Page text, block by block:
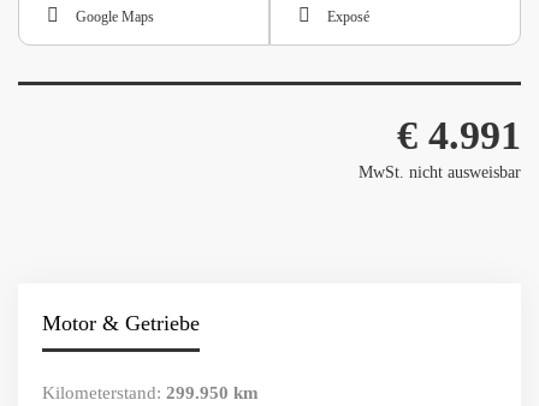
Google Maps Exposé
€ 4.991
MwSt. nicht ausweisbar
Motor & Getriebe
Kilometerstand: 299.950 km